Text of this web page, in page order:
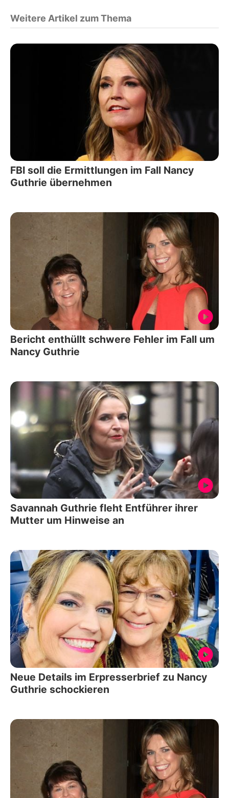
Weitere Artikel zum Thema
FBI soll die Ermittlungen im Fall Nancy
Guthrie übernehmen
Bericht enthüllt schwere Fehler im Fall um
Nancy Guthrie
Savannah Guthrie fleht Entführer ihrer
Mutter um Hinweise an
Neue Details im Erpresserbrief zu Nancy
Guthrie schockieren